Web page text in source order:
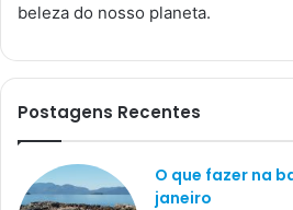
beleza do nosso planeta.
Postagens Recentes
O que fazer na
janeiro